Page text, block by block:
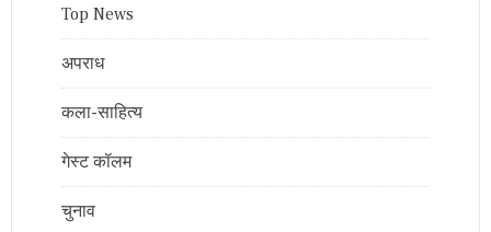
Top News
अपराध
कला-साहित्य
गेस्ट कॉलम
चुनाव